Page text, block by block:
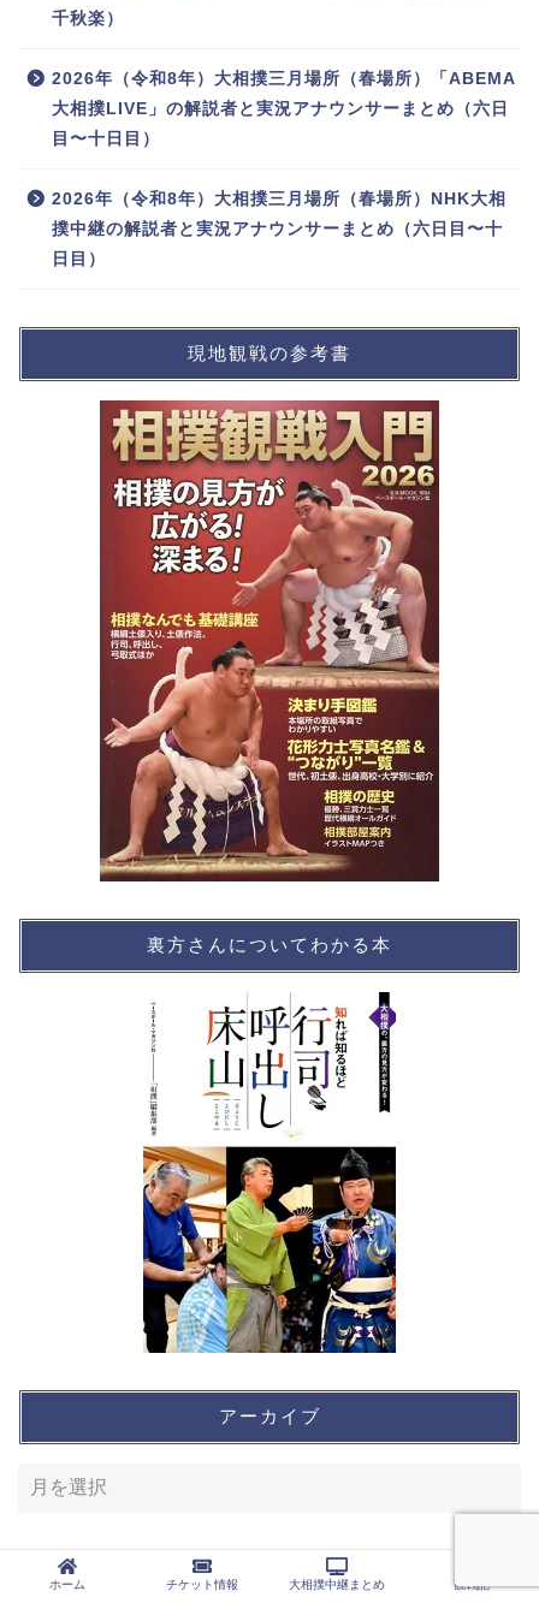
千秋楽）
2026年（令和8年）大相撲三月場所（春場所）「ABEMA
大相撲LIVE」の解説者と実況アナウンサーまとめ（六日
目〜十日目）
2026年（令和8年）大相撲三月場所（春場所）NHK大相
撲中継の解説者と実況アナウンサーまとめ（六日目〜十
日目）
現地観戦の参考書
裏方さんについてわかる本
アーカイブ
カテゴリー
ホーム チケット情報 大相撲中継まとめ 観戦記